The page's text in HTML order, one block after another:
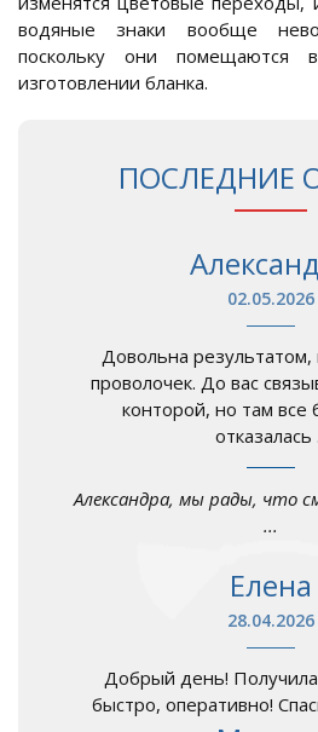
водяные знаки вообще
поскольку они помещаются
изготовлении бланка.
ПОСЛЕДНИЕ
02.05.2026
Довольна результатом,
проволочек. До вас
конторой, но там все
отказалась
Александра, мы рады, что
...
Елена
28.04.2026
Добрый день!
быстро, оперативно!